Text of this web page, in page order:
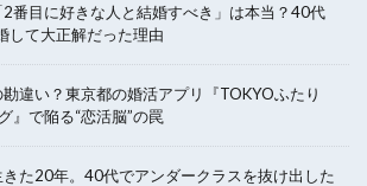
2番目に好きな人と結婚すべき」は本当？40代
して大正解だった理由
勘違い？東京都の婚活アプリ『TOKYOふたり
』で陥る“恋活脳”の罠
た20年。40代でアンダークラスを抜け出した